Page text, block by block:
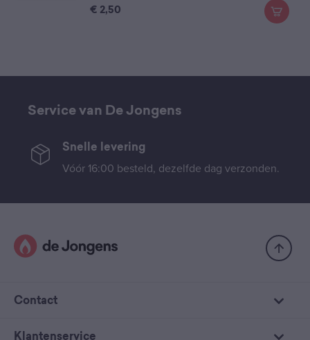
€ 2,50
Service van De Jongens
Snelle levering
Vóór 16:00 besteld, dezelfde dag verzonden.
Contact
Klantenservice